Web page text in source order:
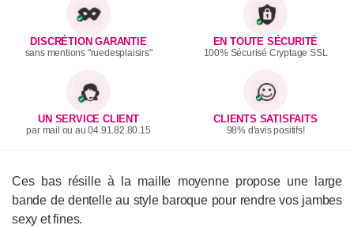
DISCRÉTION GARANTIE
sans mentions "ruedesplaisirs"
EN TOUTE SÉCURITÉ
100% Sécurisé Cryptage SSL
UN SERVICE CLIENT
par mail ou au 04.91.82.80.15
CLIENTS SATISFAITS
98% d'avis positifs!
Ces bas résille à la maille moyenne propose une large
bande de dentelle au style baroque pour rendre vos jambes
sexy et fines.